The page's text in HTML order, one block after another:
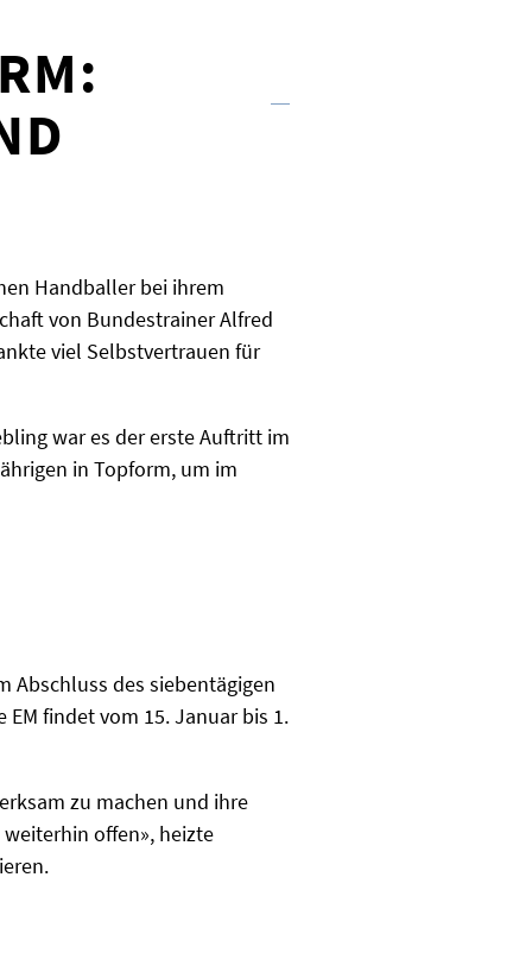
Handballer bei ihrem
von Bundestrainer Alfred
viel Selbstvertrauen für
war es der erste Auftritt im
in Topform, um im
Abschluss des siebentägigen
EM findet vom 15. Januar bis 1.
zu machen und ihre
offen», heizte